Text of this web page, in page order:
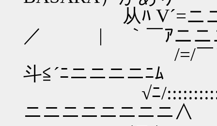
从ﾊ V´=ニ
／ | ｀￣ｱ
/=/￣＼
斗≦´ﾆニニニ
√ﾆ/
ニニニニニニ